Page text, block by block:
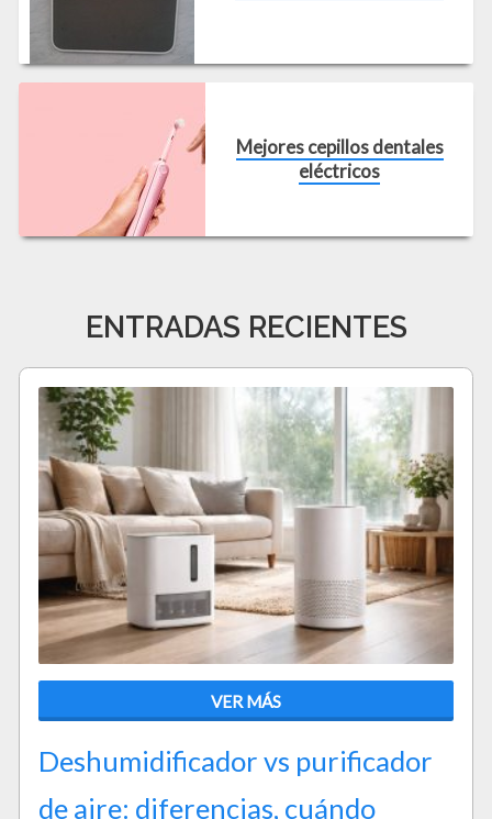
Mejores cepillos dentales
eléctricos
ENTRADAS RECIENTES
VER MÁS
Deshumidificador vs purificador
de aire: diferencias, cuándo